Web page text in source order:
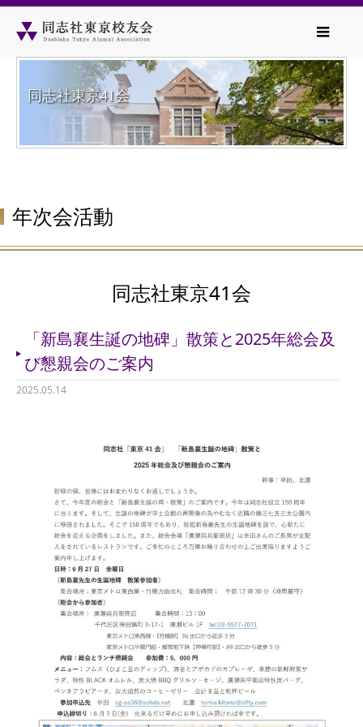
同志社東京41会
年次会活動
同志社東京41会
「新島襄生誕の地碑」散策と2025年総会及
び懇親会のご案内
2025.05.14